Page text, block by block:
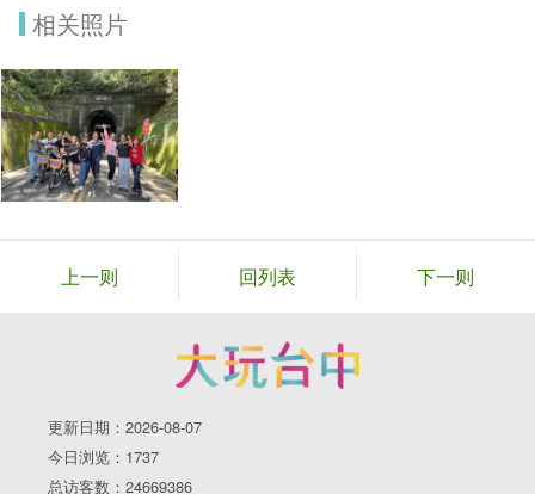
相关照片
上一则 回列表 下一则
更新日期：2026-08-07
今日浏览：1737
总访客数：24669386